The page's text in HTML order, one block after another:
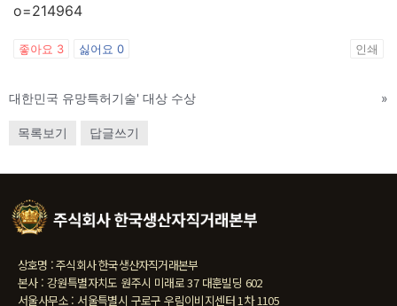
o=214964
좋아요 3 싫어요 0 인쇄
대한민국 유망특허기술' 대상 수상 »
목록보기 답글쓰기
상호명 : 주식회사 한국생산자직거래본부
본사 : 강원특별자치도 원주시 미래로 37 대훈빌딩 602
서울사무소 : 서울특별시 구로구 우림이비지센터 1차 1105